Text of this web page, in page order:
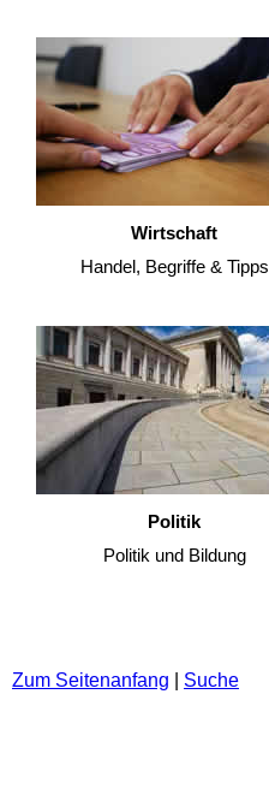
Wirtschaft
Handel, Begriffe & Tipps
Politik
Politik und Bildung
Zum Seitenanfang Suche